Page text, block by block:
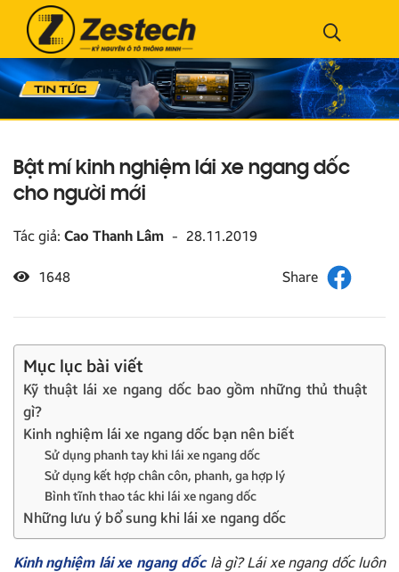
Bật mí kinh nghiệm lái xe ngang dốc
cho người mới
Tác giả: Cao Thanh Lâm - 28.11.2019
1648
Mục lục bài viết
Kỹ thuật lái xe ngang dốc bao gồm những thủ thuật
gì?
Kinh nghiệm lái xe ngang dốc bạn nên biết
Sử dụng phanh tay khi lái xe ngang dốc
Sử dụng kết hợp chân côn, phanh, ga hợp lý
Bình tĩnh thao tác khi lái xe ngang dốc
Những lưu ý bổ sung khi lái xe ngang dốc
Kinh nghiệm lái xe ngang dốclà gì? Lái xe ngang dốc luôn